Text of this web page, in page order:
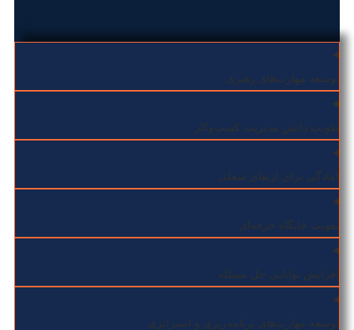
توسعه مهارت‌های رهبری
تقویت دانش مدیریت کسب‌وکار
آمادگی برای ارتقای شغلی
تقویت جایگاه حرفه‌ای
افزایش توانایی حل مسئله
توسعه مهارت‌های برنامه‌ریزی و استراتژی